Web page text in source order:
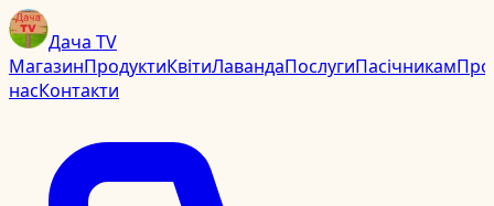
Дача TV
МагазинПродуктиКвітиЛавандаПослугиПасічникамПро
насКонтакти